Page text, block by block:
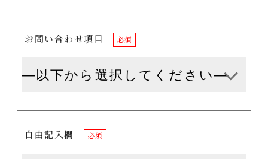
お問い合わせ項目 必須
自由記入欄 必須